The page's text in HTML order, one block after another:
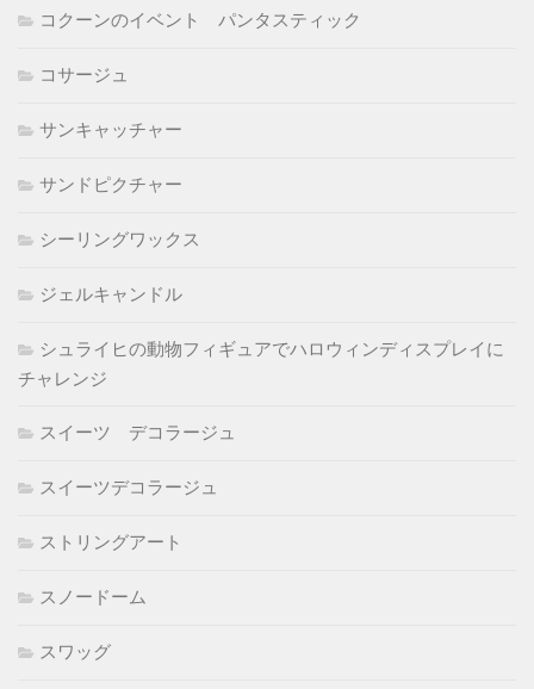
コクーンのイベント パンタスティック
コサージュ
サンキャッチャー
サンドピクチャー
シーリングワックス
ジェルキャンドル
シュライヒの動物フィギュアでハロウィンディスプレイに
チャレンジ
スイーツ デコラージュ
スイーツデコラージュ
ストリングアート
スノードーム
スワッグ